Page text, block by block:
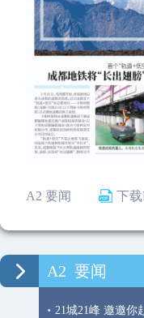
A2 要闻 下
A2 要闻
· 21城21峰 邀邀你